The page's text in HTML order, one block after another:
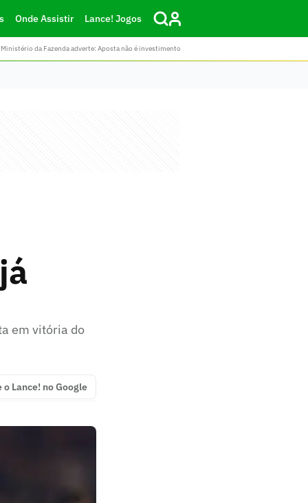
Onde Assistir Lance! Jogos
da Fazenda adverte: Aposta não é investimento
em vitória do
o Lance! no Google